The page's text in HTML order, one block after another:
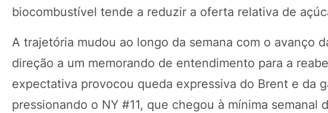
biocombustível tende a reduzir a oferta relativa de
A trajetória mudou ao longo da semana com o avanço
direção a um memorando de entendimento para a
expectativa provocou queda expressiva do Brent e da
pressionando o NY #11, que chegou à mínima